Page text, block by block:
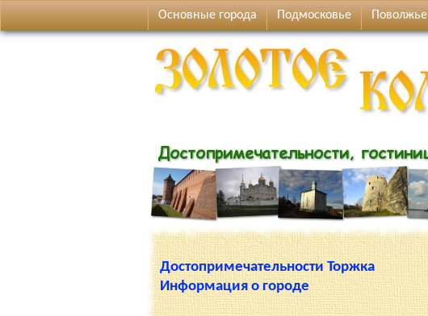
Основные города Подмосковье Поволжье
Достопримечательности Торжка
Информация о городе